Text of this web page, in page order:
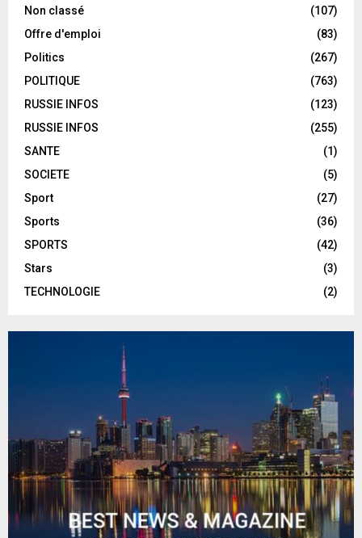
Non classé
(107)
Offre d'emploi
(83)
Politics
(267)
POLITIQUE
(763)
RUSSIE INFOS
(123)
RUSSIE INFOS
(255)
SANTE
(1)
SOCIETE
(5)
Sport
(27)
Sports
(36)
SPORTS
(42)
Stars
(3)
TECHNOLOGIE
(2)